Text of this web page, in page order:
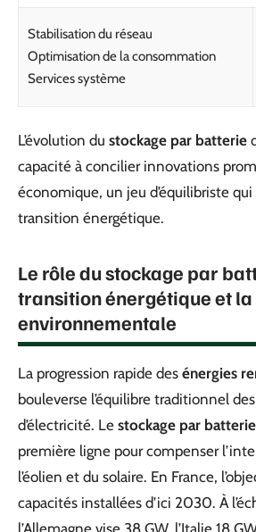
Stabilisation du réseau
Optimisation de la consommation
Services système
L’évolution du stockage par batterie
capacité à concilier innovations
économique, un jeu d’équilibriste
transition énergétique.
Le rôle du stockage par
transition énergétique et
environnementale
La progression rapide des énergies
bouleverse l’équilibre traditionnel
d’électricité. Le stockage par batterie
première ligne pour compenser
l’éolien et du solaire. En France,
capacités installées d’ici 2030. À
l’Allemagne vise 38 GW, l’Italie 18